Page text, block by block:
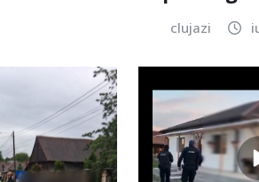
clujazi